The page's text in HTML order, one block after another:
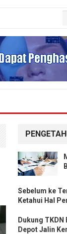
Sebelum ke
Ketahui Hal
Dukung
Depot Jalin